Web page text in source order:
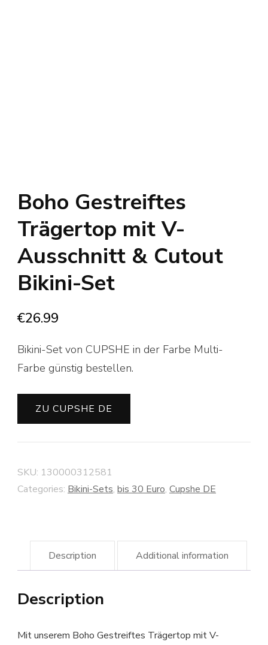
Boho Gestreiftes
Trägertop mit V-
Ausschnitt & Cutout
Bikini-Set
€26.99
Bikini-Set von CUPSHE in der Farbe Multi-
Farbe günstig bestellen.
ZU CUPSHE DE
SKU: 130000312581
Categories: Bikini-Sets, bis 30 Euro, Cupshe DE
Description Additional information
Description
Mit unserem Boho Gestreiftes Trägertop mit V-